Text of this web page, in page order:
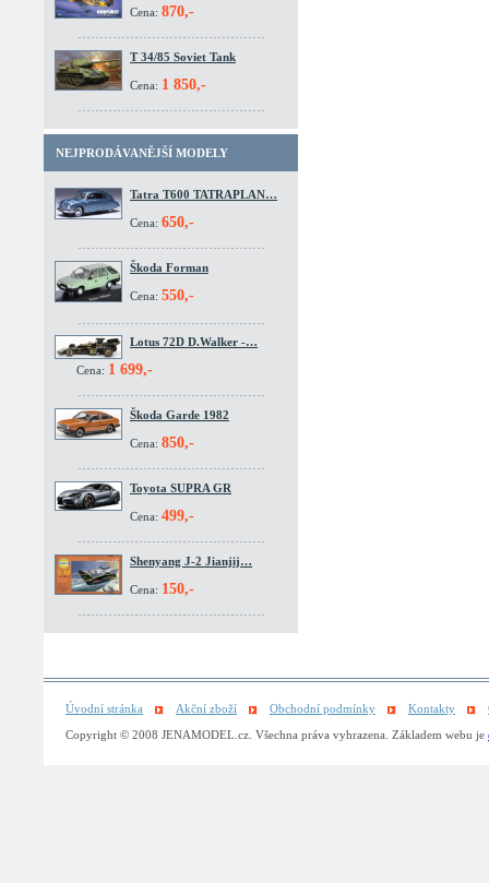
Cena: 870,-
T 34/85 Soviet Tank
Cena: 1 850,-
NEJPRODÁVANĚJŠÍ MODELY
Tatra T600 TATRAPLAN…
Cena: 650,-
Škoda Forman
Cena: 550,-
Lotus 72D D.Walker -…
Cena: 1 699,-
Škoda Garde 1982
Cena: 850,-
Toyota SUPRA GR
Cena: 499,-
Shenyang J-2 Jianjij…
Cena: 150,-
Úvodní stránka Akční zboží Obchodní podmínky Kontakty
Copyright © 2008 JENAMODEL.cz. Všechna práva vyhrazena. Základem webu je